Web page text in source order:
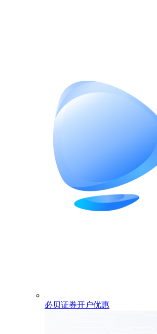
必贝证券开户优惠